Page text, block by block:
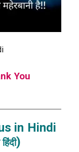
You
in Hindi
)